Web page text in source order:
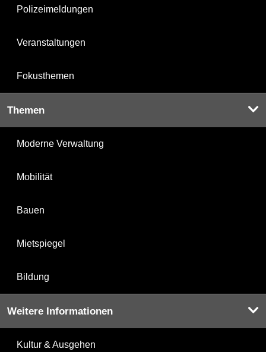
Polizeimeldungen
Veranstaltungen
Fokusthemen
Themen
Moderne Verwaltung
Mobilität
Bauen
Mietspiegel
Bildung
Weitere Informationen
Kultur & Ausgehen